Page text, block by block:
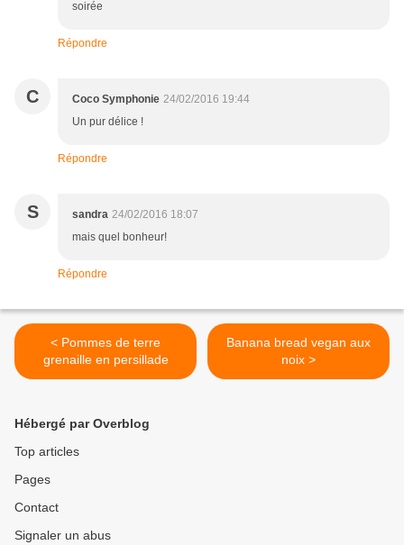
soirée
Répondre
C Coco Symphonie 24/02/2016 19:44
Un pur délice !
Répondre
S sandra 24/02/2016 18:07
mais quel bonheur!
Répondre
< Pommes de terre
grenaille en persillade
Banana bread vegan aux
noix >
Hébergé par Overblog
Top articles
Pages
Contact
Signaler un abus